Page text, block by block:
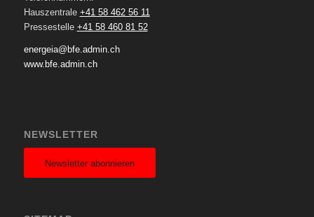
Hauszentrale +41 58 462 56 11
Pressestelle +41 58 460 81 52
energeia@bfe.admin.ch
www.bfe.admin.ch
NEWSLETTER
Newsletter abonnieren